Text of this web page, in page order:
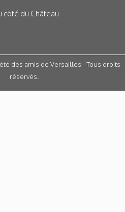
côté du Château
des amis de Versailles - Tous droits
réservés.